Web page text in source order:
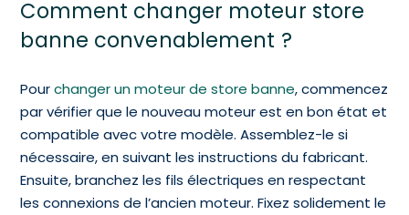
Comment changer moteur store
banne convenablement ?
Pourchanger un moteur de store banne, commencez
par vérifier que le nouveau moteur est en bon état et
compatible avec votre modèle. Assemblez-le si
nécessaire, en suivant les instructions du fabricant.
Ensuite, branchez les fils électriques en respectant
les connexions de l’ancien moteur. Fixez solidement le